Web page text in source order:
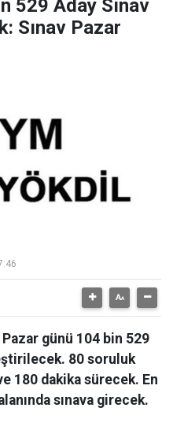
529 Aday Sınav
Sınav Pazar
günü 104 bin 529
80 soruluk
180 dakika sürecek. En
sınava girecek.